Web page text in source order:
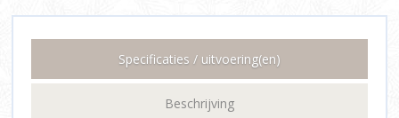
Specificaties / uitvoering(en)
Beschrijving